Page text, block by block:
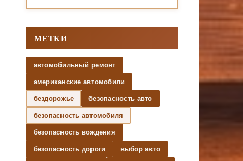
МЕТКИ
автомобильный ремонт
американские автомобили
бездорожье безопасность авто
безопасность автомобиля
безопасность вождения
безопасность дороги выбор авто